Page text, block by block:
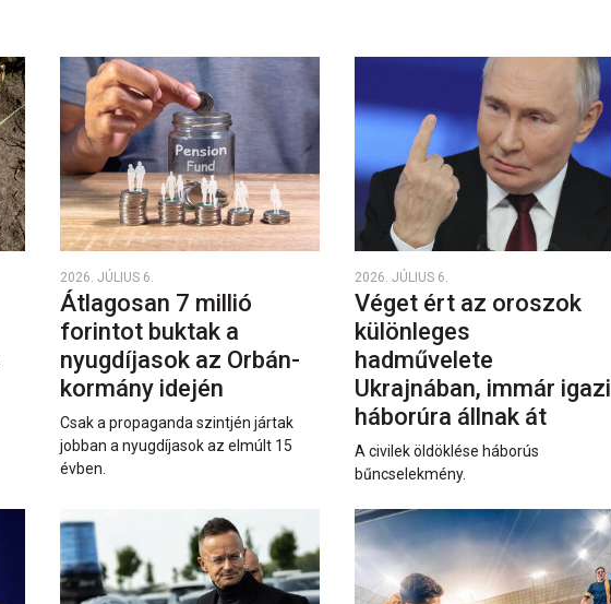
2026. JÚLIUS 6.
Átlagosan 7 millió
forintot buktak a
nyugdíjasok az Orbán-
kormány idején
Csak a propaganda szintjén jártak
jobban a nyugdíjasok az elmúlt 15
évben.
2026. JÚLIUS 6.
Véget ért az oroszok
különleges
hadművelete
Ukrajnában, immár igazi
háborúra állnak át
A civilek öldöklése háborús
bűncselekmény.